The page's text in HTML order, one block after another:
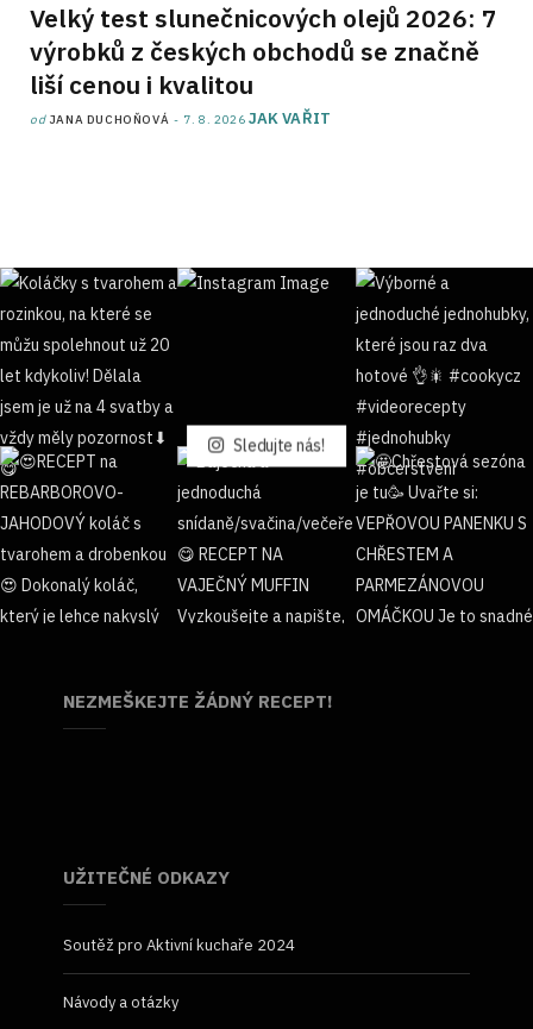
Velký test slunečnicových olejů 2026: 7
výrobků z českých obchodů se značně
liší cenou i kvalitou
od JANA DUCHOŇOVÁ 7. 8. 2026 JAK VAŘIT
Sledujte nás!
NEZMEŠKEJTE ŽÁDNÝ RECEPT!
UŽITEČNÉ ODKAZY
Soutěž pro Aktivní kuchaře 2024
Návody a otázky